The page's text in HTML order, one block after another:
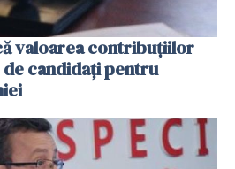
valoarea contribuţiilor
candidaţi pentru